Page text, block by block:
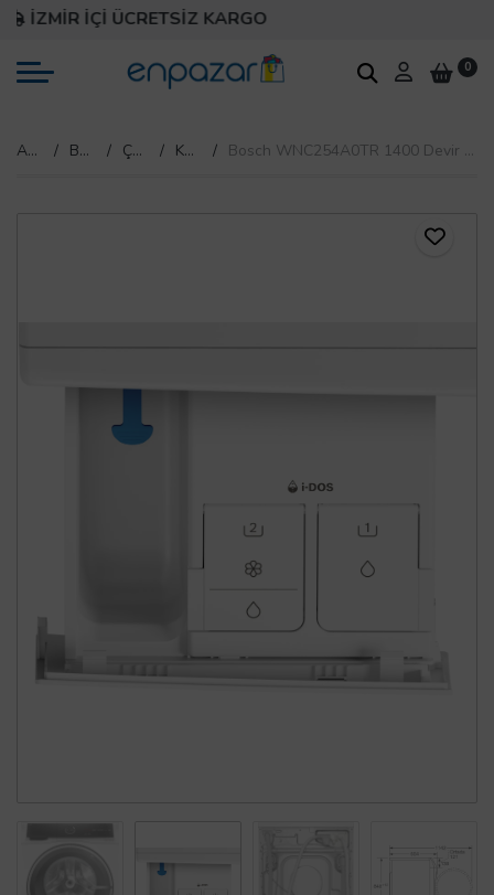
İZMİR İÇİ ÜCRETSİZ KARGO
0
Anasayfa Beyaz Eşya Çamaşır Makinesi Kurutmalı Çamaşır Makinesi Bosch WNC254A0TR 1400 Devir 10.5 kg / 6 kg Kurutmalı Çamaşır Makinesi